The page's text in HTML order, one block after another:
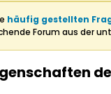
häufig gestellten
Forum aus der